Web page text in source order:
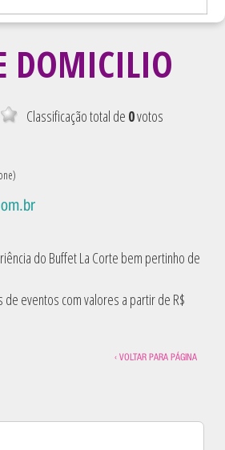
DOMICILIO
Classificaçãototal de 0votos
do Buffet La Corte bem pertinho de
eventos com valores a partir de R$
‹ VOLTAR PARA PÁGINA